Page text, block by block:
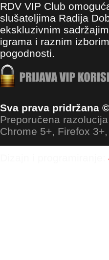
RDV VIP Club
slušateljima Radija
ekskluzivnim
igrama i raznim
pogodnosti.
Sva prava pridržana
Preporučena
Chrome 5+, Firefox